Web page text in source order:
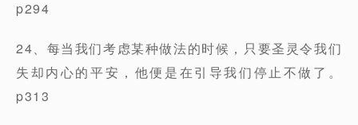
p294
24、每当我们考虑某种做法的时候，只要圣灵令我们
失却内心的平安，他便是在引导我们停止不做了。
p313